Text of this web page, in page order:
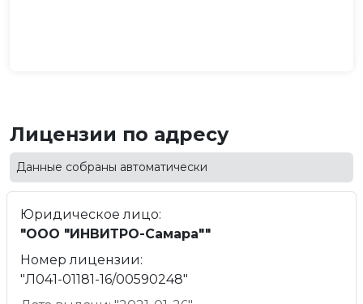
Лицензии по адресу
Данные собраны автоматически
Юридическое лицо:
"ООО "ИНВИТРО-Самара""
Номер лицензии:
"Л041-01181-16/00590248"